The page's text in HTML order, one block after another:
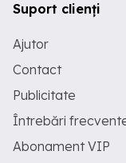
Suport clienți
Ajutor
Contact
Publicitate
Întrebări
Abonament VIP